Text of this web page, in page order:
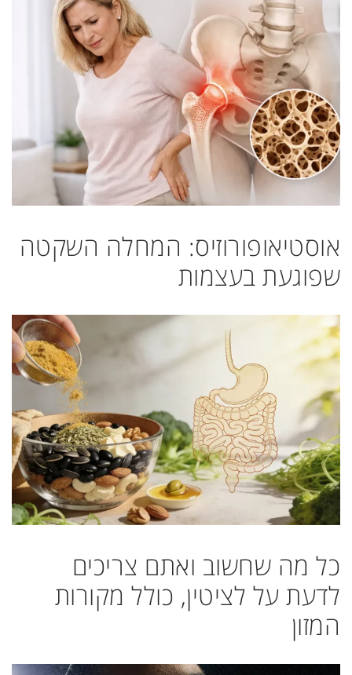
אוסטיאופורוזיס: המחלה השקטה
שפוגעת בעצמות
כל מה שחשוב ואתם צריכים
לדעת על לציטין, כולל מקורות
המזון